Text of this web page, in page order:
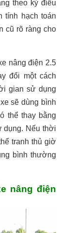
theo kỳ điều
tính hạch toán
cũ rõ ràng cho
nâng điện 2.5
đổi một cách
gian sử dụng
sẽ dùng bình
thể thay bằng
dụng. Nếu thời
tranh thủ giờ
bình thường
nâng điện